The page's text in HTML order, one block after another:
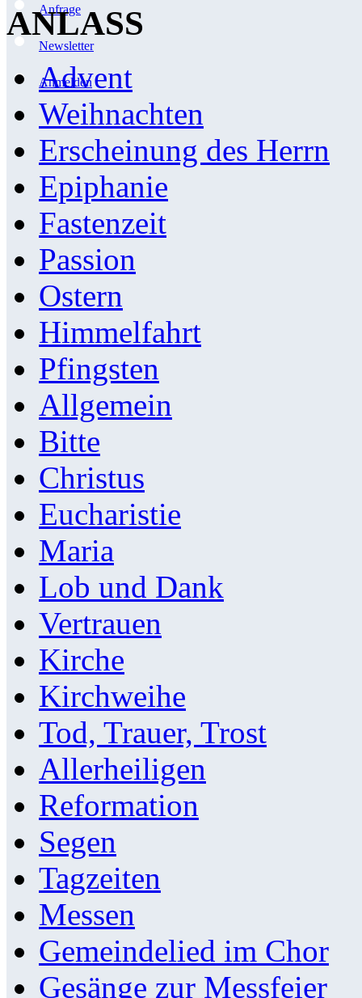
Anfrage
Newsletter
Anmelden
ANLASS
Advent
Weihnachten
Erscheinung des Herrn
Epiphanie
Fastenzeit
Passion
Ostern
Himmelfahrt
Pfingsten
Allgemein
Bitte
Christus
Eucharistie
Maria
Lob und Dank
Vertrauen
Kirche
Kirchweihe
Tod, Trauer, Trost
Allerheiligen
Reformation
Segen
Tagzeiten
Messen
Gemeindelied im Chor
Gesänge zur Messfeier